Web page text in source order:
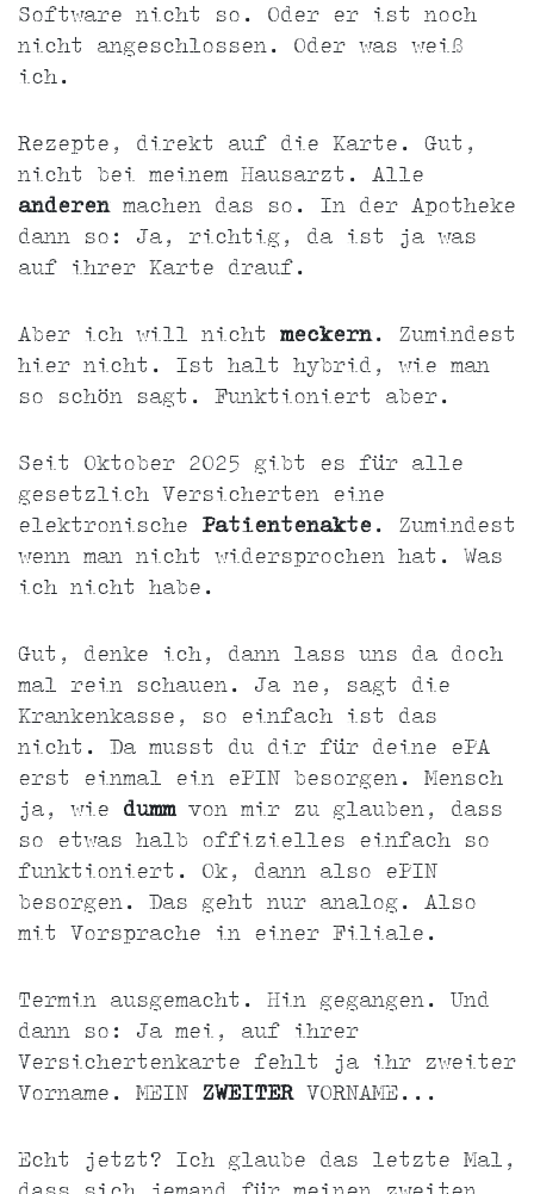
Software nicht so. Oder er ist noch
nicht angeschlossen. Oder was weiß
ich.
Rezepte, direkt auf die Karte. Gut,
nicht bei meinem Hausarzt. Alle
anderenmachen das so. In der Apotheke
dann so: Ja, richtig, da ist ja was
auf ihrer Karte drauf.
Aber ich will nicht meckern. Zumindest
hier nicht. Ist halt hybrid, wie man
so schön sagt. Funktioniert aber.
Seit Oktober 2025 gibt es für alle
gesetzlich Versicherten eine
elektronische Patientenakte . Zumindest
wenn man nicht widersprochen hat. Was
ich nicht habe.
Gut, denke ich, dann lass uns da doch
mal rein schauen. Ja ne, sagt die
Krankenkasse, so einfach ist das
nicht. Da musst du dir für deine ePA
erst einmal ein ePIN besorgen. Mensch
ja, wie dummvon mir zu glauben, dass
so etwas halb offizielles einfach so
funktioniert. Ok, dann also ePIN
besorgen. Das geht nur analog. Also
mit Vorsprache in einer Filiale.
Termin ausgemacht. Hin gegangen. Und
dann so: Ja mei, auf ihrer
Versichertenkarte fehlt ja ihr zweiter
Vorname. MEIN ZWEITERVORNAME...
Echt jetzt? Ich glaube das letzte Mal,